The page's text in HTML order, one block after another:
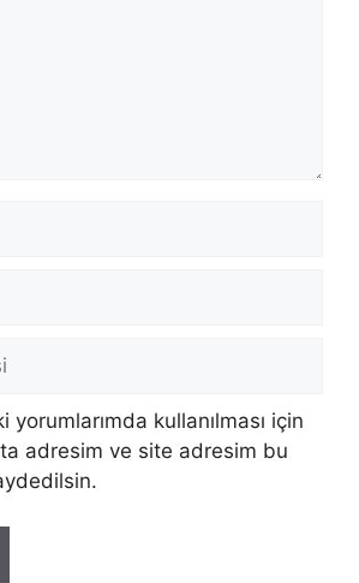
yorumlarımda kullanılması için
adresim ve site adresim bu